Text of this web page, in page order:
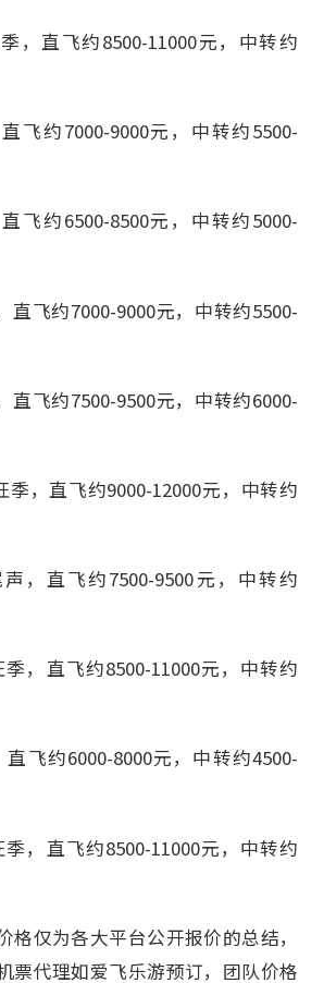
，直飞约8500-11000元，中转约
飞约7000-9000元，中转约5500-
飞约6500-8500元，中转约5000-
直飞约7000-9000元，中转约5500-
直飞约7500-9500元，中转约6000-
季，直飞约9000-12000元，中转约
，直飞约7500-9500元，中转约
，直飞约8500-11000元，中转约
飞约6000-8000元，中转约4500-
，直飞约8500-11000元，中转约
格仅为各大平台公开报价的总结，
票代理如爱飞乐游预订，团队价格